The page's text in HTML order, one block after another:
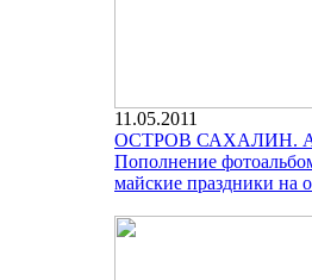
11.05.2011
ОСТРОВ САХАЛИН.
Пополнение
майские праздники на